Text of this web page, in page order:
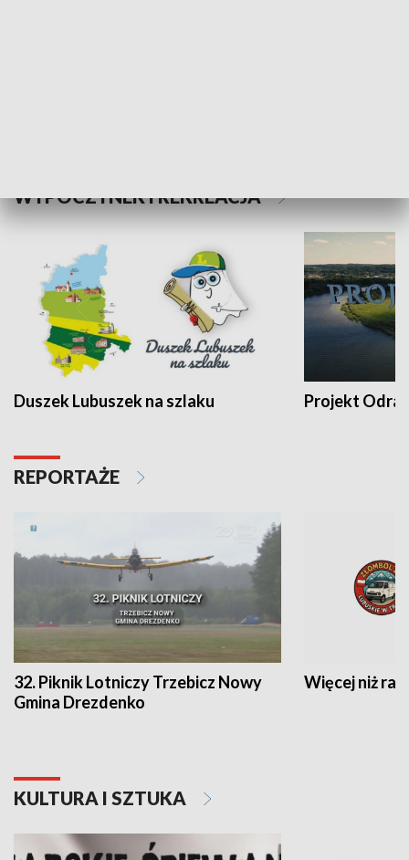
WYPOCZYNEK I REKREACJA
Duszek Lubuszek na szlaku Projekt Odra
REPORTAŻE
32. Piknik Lotniczy Trzebicz Nowy
Gmina Drezdenko
Więcej niż rajd
KULTURA I SZTUKA